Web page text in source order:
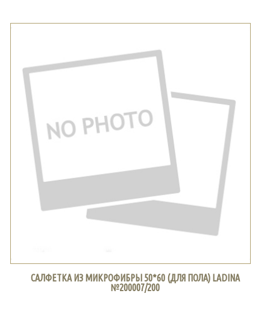
САЛФЕТКА ИЗ МИКРОФИБРЫ 50*60 (ДЛЯ ПОЛА) LADINA
№200007/200